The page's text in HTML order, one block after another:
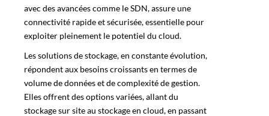
avec des avancées comme le SDN, assure une
connectivité rapide et sécurisée, essentielle pour
exploiter pleinement le potentiel du cloud.
Les solutions de stockage, en constante évolution,
répondent aux besoins croissants en termes de
volume de données et de complexité de gestion.
Elles offrent des options variées, allant du
stockage sur site au stockage en cloud, en passant